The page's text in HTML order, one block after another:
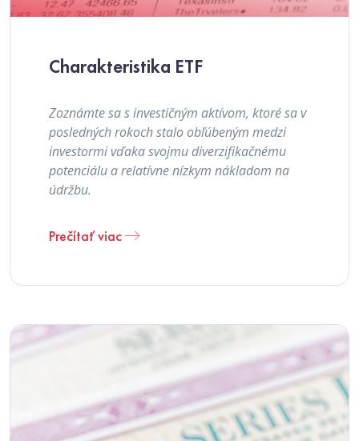
Charakteristika ETF
Zoznámte sa s investičným aktívom, ktoré sa v
posledných rokoch stalo obľúbeným medzi
investormi vďaka svojmu diverzifikačnému
potenciálu a relatívne nízkym nákladom na
údržbu.
Prečítať viac